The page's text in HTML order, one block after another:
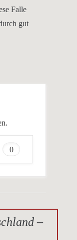
Falle
gut
0
–